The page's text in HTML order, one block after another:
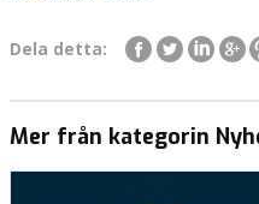
Dela detta:
Mer från kategorin